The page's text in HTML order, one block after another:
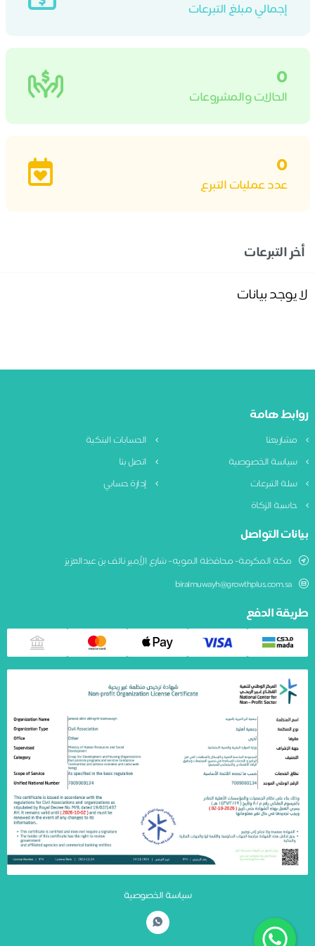
إجمالي مبلغ التبرعات
0
الحالات والمشروعات
0
عدد عمليات التبرع
أخر التبرعات
لا يوجد بيانات
روابط هامة
مشاريعنا
الحسابات البنكية
سياسة الخصوصية
اتصل بنا
سلة التبرعات
إدارة حسابي
حاسبة الزكاة
بيانات التواصل
مكة المكرمة- محافظة المويه- شارع الأمير نائف بن عبدالعزيز
biralmuwayh@growthplus.com.sa
طريقة الدفع
سياسة الخصوصية